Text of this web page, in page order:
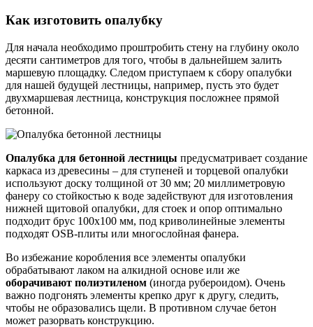
Как изготовить опалубку
Для начала необходимо проштробить стену на глубину около
десяти сантиметров для того, чтобы в дальнейшем залить
маршевую площадку. Следом приступаем к сбору опалубки
для нашей будущей лестницы, например, пусть это будет
двухмаршевая лестница, конструкция посложнее прямой
бетонной.
Опалубка для бетонной лестницы предусматривает создание
каркаса из древесины – для ступеней и торцевой опалубки
используют доску толщиной от 30 мм; 20 миллиметровую
фанеру со стойкостью к воде задействуют для изготовления
нижней щитовой опалубки, для стоек и опор оптимально
подходит брус 100х100 мм, под криволинейные элементы
подходят OSB-плиты или многослойная фанера.
Во избежание коробления все элементы опалубки
обрабатывают лаком на алкидной основе или же
оборачивают полиэтиленом (иногда рубероидом). Очень
важно подгонять элементы крепко друг к другу, следить,
чтобы не образовались щели. В противном случае бетон
может разорвать конструкцию.